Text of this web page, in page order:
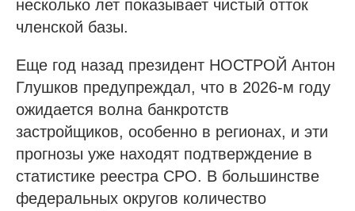
несколько лет показывает чистый отток
членской базы.
Еще год назад президент НОСТРОЙ Антон
Глушков предупреждал, что в 2026‑м году
ожидается волна банкротств
застройщиков, особенно в регионах, и эти
прогнозы уже находят подтверждение в
статистике реестра СРО. В большинстве
федеральных округов количество